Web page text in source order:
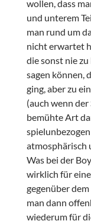
wollen, dass
und unterem
man rund um
nicht erwartet
die sonst nie
sagen können,
ging, aber zu
(auch wenn
bemühte Art
atmosphärisch
Was bei der
wirklich für
gegenüber
man dann
wiederum für